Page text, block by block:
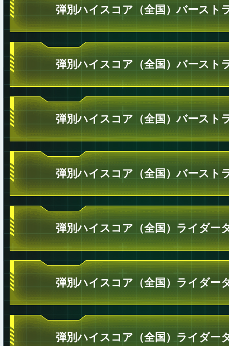
弾別ハイスコア（全国）バースト
弾別ハイスコア（全国）バースト
弾別ハイスコア（全国）バースト
弾別ハイスコア（全国）バースト
弾別ハイスコア（全国）ライダー
弾別ハイスコア（全国）ライダー
弾別ハイスコア（全国）ライダー